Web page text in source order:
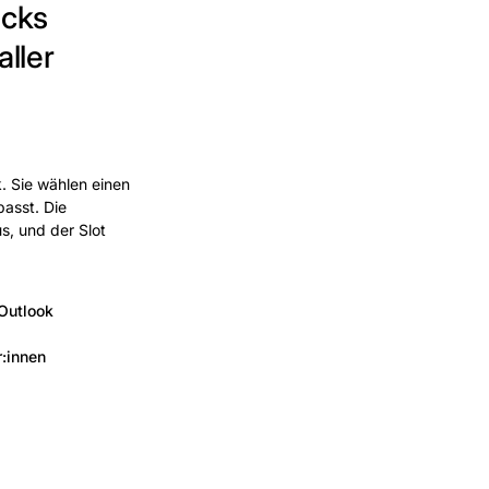
Sie wählen einen
Die
und der Slot